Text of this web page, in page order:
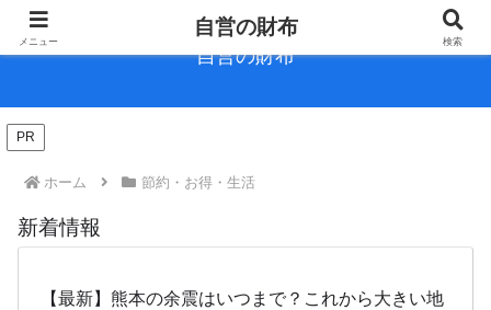
自営の財布
PR
ホーム 節約・お得・生活
新着情報
【最新】熊本の余震はいつまで？これから大きい地
メニュー
自営の財布
検索